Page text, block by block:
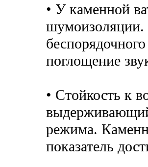
• У каменной
шумоизоляции.
поглощение
• Стойкость к
выдерживающий
режима.
показатель